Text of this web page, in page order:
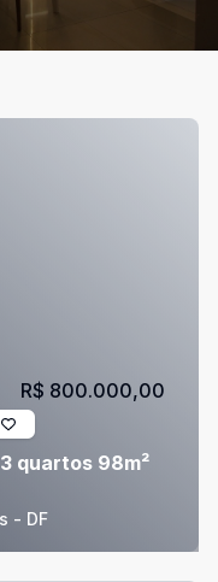
quartos 98m²
- DF
R$ 800.000,00